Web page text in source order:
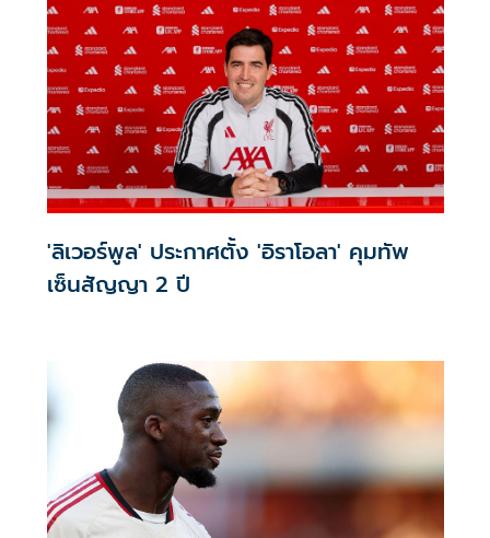
'ลิเวอร์พูล' ประกาศตั้ง 'อิราโอลา' คุมทัพ
เซ็นสัญญา 2 ปี